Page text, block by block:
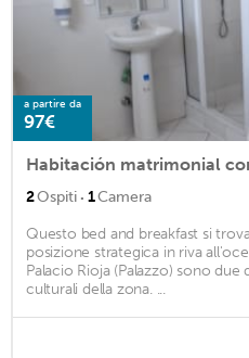
a partire da
97€
2Ospiti · 1Camera
Questo bed and breakfast si
posizione strategica in riva
Palacio Rioja (Palazzo) sono
culturali della zona. ...